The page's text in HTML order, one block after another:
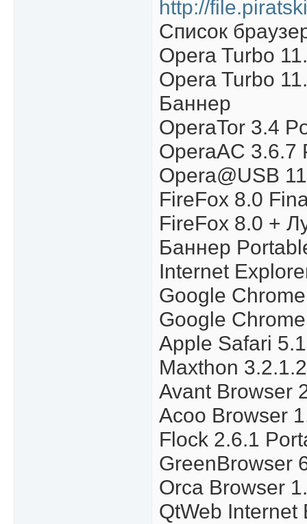
http://
Список
Opera Turbo
Opera Turbo
Баннер
OperaTor 3.4
OperaAC 3.6.7
Opera@USB
FireFox 8.0
FireFox 8.0 +
Баннер
Internet
Google
Google
Apple Safari
Maxthon
Avant Browser
Acoo Browser
Flock 2.6.1
GreenBrowser
Orca Browser
QtWeb Internet